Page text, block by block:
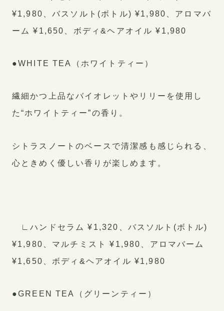
¥1,980、バスソルト(ボトル) ¥1,980、アロマバ
ーム ¥1,650、ボディ&ヘアオイル ¥1,980
●WHITE TEA（ホワイトティー）
繊細かつ上品なバイオレットやリリーを使用し
た“ホワイトティー”の香り。
シトラスノートのベースで清潔感も感じられる、
心ときめく優しい香りが楽しめます。
∟ハンドセラム ¥1,320、バスソルト(ボトル)
¥1,980、マルチミスト ¥1,980、アロマバーム
¥1,650、ボディ&ヘアオイル ¥1,980
●GREEN TEA（グリーンティー）